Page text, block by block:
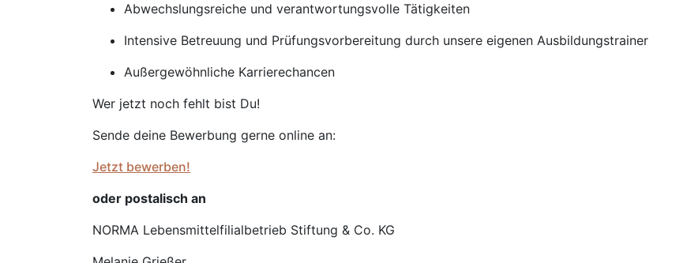
Abwechslungsreiche und verantwortungsvolle Tätigkeiten
Intensive Betreuung und Prüfungsvorbereitung durch unsere eigenen Ausbildungstrainer
Außergewöhnliche Karrierechancen
Wer jetzt noch fehlt bist Du!
Sende deine Bewerbung gerne online an:
Jetzt bewerben!
oder postalisch an
NORMA Lebensmittelfilialbetrieb Stiftung & Co. KG